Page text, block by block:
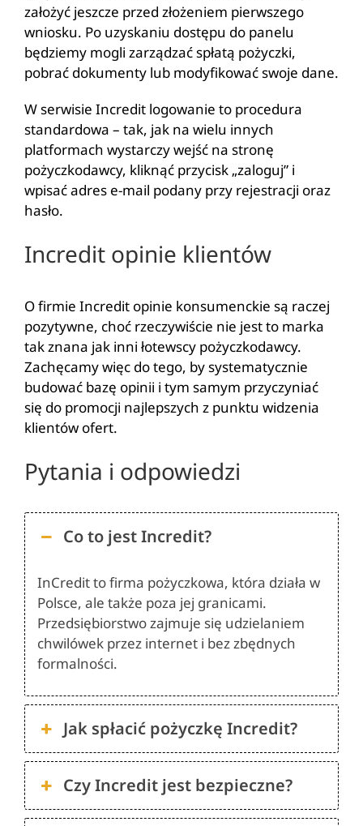
założyć jeszcze przed złożeniem pierwszego
wniosku. Po uzyskaniu dostępu do panelu
będziemy mogli zarządzać spłatą pożyczki,
pobrać dokumenty lub modyfikować swoje dane.
W serwisie Incredit logowanie to procedura
standardowa – tak, jak na wielu innych
platformach wystarczy wejść na stronę
pożyczkodawcy, kliknąć przycisk „zaloguj” i
wpisać adres e-mail podany przy rejestracji oraz
hasło.
Incredit opinie klientów
O firmie Incredit opinie konsumenckie są raczej
pozytywne, choć rzeczywiście nie jest to marka
tak znana jak inni łotewscy pożyczkodawcy.
Zachęcamy więc do tego, by systematycznie
budować bazę opinii i tym samym przyczyniać
się do promocji najlepszych z punktu widzenia
klientów ofert.
Pytania i odpowiedzi
Co to jest Incredit?
InCredit to firma pożyczkowa, która działa w
Polsce, ale także poza jej granicami.
Przedsiębiorstwo zajmuje się udzielaniem
chwilówek przez internet i bez zbędnych
formalności.
Jak spłacić pożyczkę Incredit?
Czy Incredit jest bezpieczne?